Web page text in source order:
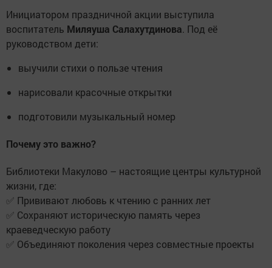
Инициатором праздничной акции выступила
воспитатель Миляуша Салахутдинова. Под её
руководством дети:
выучили стихи о пользе чтения
нарисовали красочные открытки
подготовили музыкальный номер
Почему это важно?
Библиотеки Макулово – настоящие центры культурной
жизни, где:
✅ Прививают любовь к чтению с ранних лет
✅ Сохраняют историческую память через
краеведческую работу
✅ Объединяют поколения через совместные проекты